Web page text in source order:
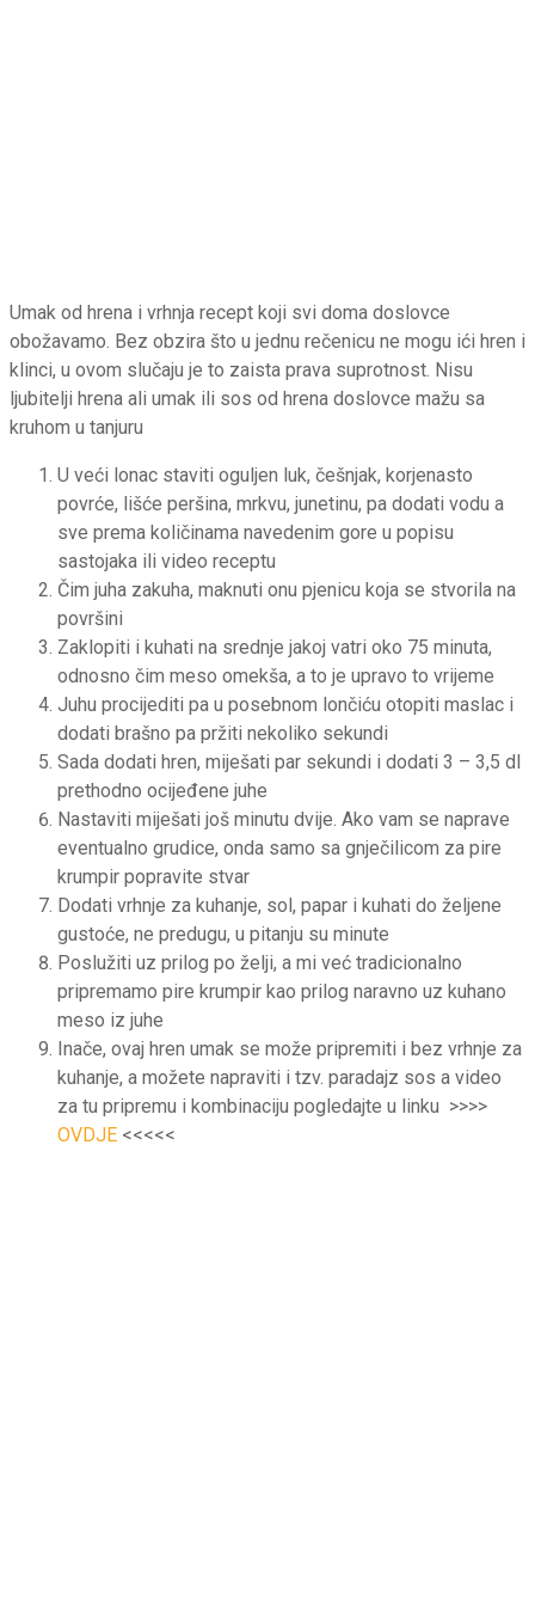
Umak od hrena i vrhnja recept koji svi doma doslovce
obožavamo. Bez obzira što u jednu rečenicu ne mogu ići hren i
klinci, u ovom slučaju je to zaista prava suprotnost. Nisu
ljubitelji hrena ali umak ili sos od hrena doslovce mažu sa
kruhom u tanjuru
U veći lonac staviti oguljen luk, češnjak, korjenasto
povrće, lišće peršina, mrkvu, junetinu, pa dodati vodu a
sve prema količinama navedenim gore u popisu
sastojaka ili video receptu
Čim juha zakuha, maknuti onu pjenicu koja se stvorila na
površini
Zaklopiti i kuhati na srednje jakoj vatri oko 75 minuta,
odnosno čim meso omekša, a to je upravo to vrijeme
Juhu procijediti pa u posebnom lončiću otopiti maslac i
dodati brašno pa pržiti nekoliko sekundi
Sada dodati hren, miješati par sekundi i dodati 3 – 3,5 dl
prethodno ocijeđene juhe
Nastaviti miješati još minutu dvije. Ako vam se naprave
eventualno grudice, onda samo sa gnječilicom za pire
krumpir popravite stvar
Dodati vrhnje za kuhanje, sol, papar i kuhati do željene
gustoće, ne predugu, u pitanju su minute
Poslužiti uz prilog po želji, a mi već tradicionalno
pripremamo pire krumpir kao prilog naravno uz kuhano
meso iz juhe
Inače, ovaj hren umak se može pripremiti i bez vrhnje za
kuhanje, a možete napraviti i tzv. paradajz sos a video
za tu pripremu i kombinaciju pogledajte u linku >>>>
OVDJE <<<<<